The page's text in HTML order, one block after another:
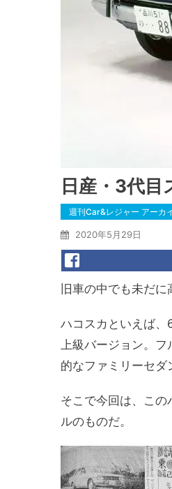
日産・3代目
週刊Car&レジャー アーカ
2020年5月29日
旧車の中でも未だ
ハコスカといえば、
上級バージョン。フ
的なファミリーセダ
そこで今回は、こ
ルのものだ。